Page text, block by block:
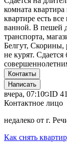
комната
квартире есть
ванной. В пешей
транспорта,
Белгут, Скорины,
не курят.
Контакты
Написать
вчера, 07:10 ID
Контактное лицо
недалеко от г.
Как снять